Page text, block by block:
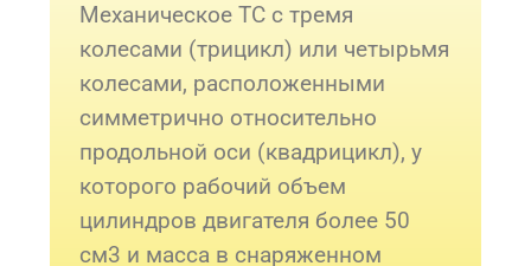
Механическое ТС с тремя
колесами (трицикл) или четырьмя
колесами, расположенными
симметрично относительно
продольной оси (квадрицикл), у
которого рабочий объем
цилиндров двигателя более 50
см3 и масса в снаряженном